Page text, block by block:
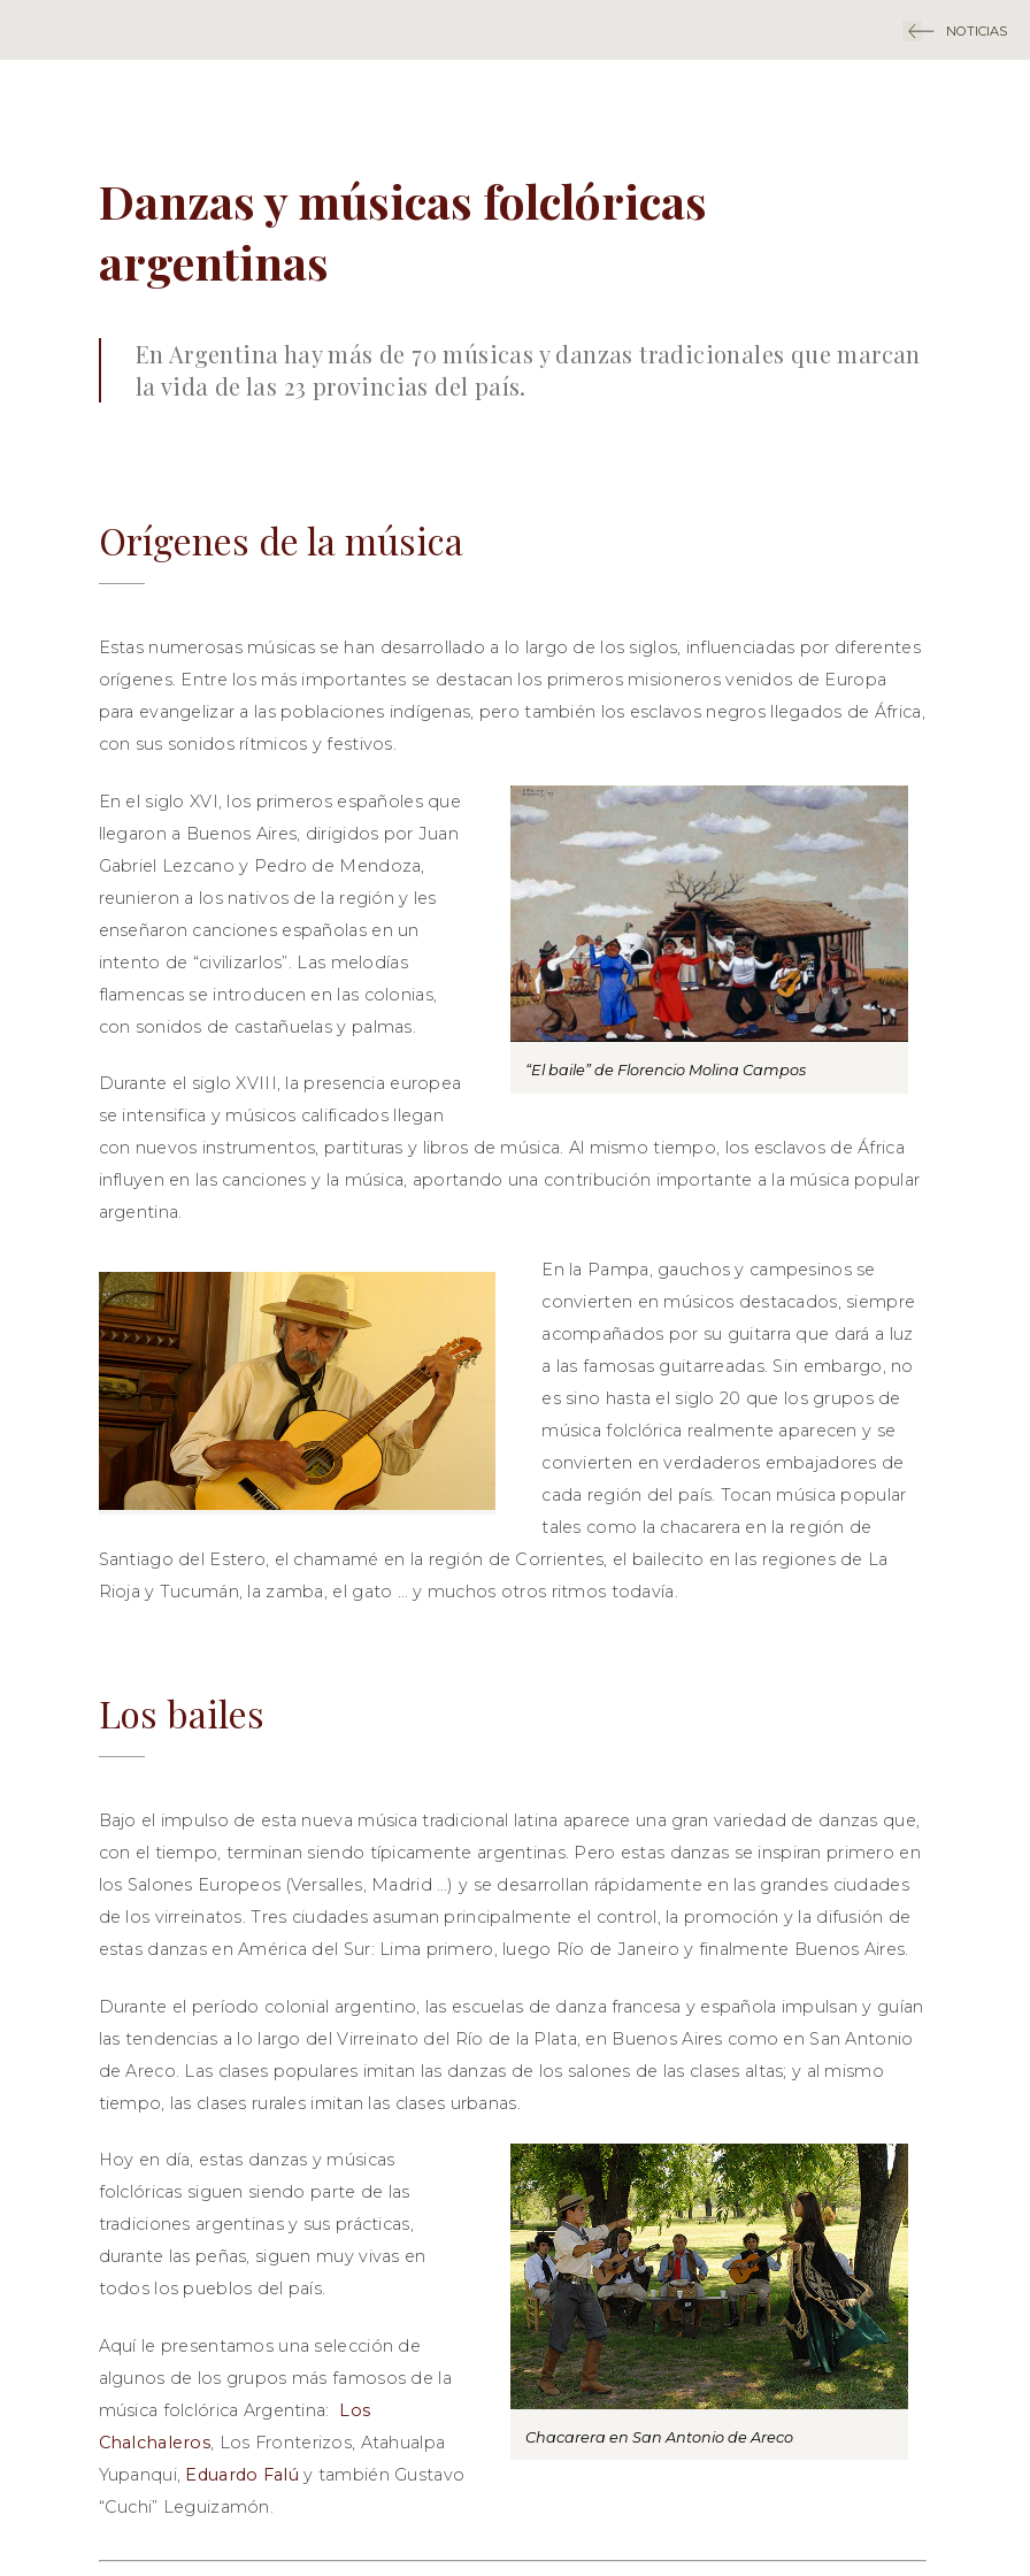
NOTICIAS
Danzas y músicas folclóricas
argentinas
En Argentina hay más de 70 músicas y danzas tradicionales que marcan
la vida de las 23 provincias del país.
Orígenes de la música
Estas numerosas músicas se han desarrollado a lo largo de los siglos, influenciadas por diferentes
orígenes. Entre los más importantes se destacan los primeros misioneros venidos de Europa
para evangelizar a las poblaciones indígenas, pero también los esclavos negros llegados de África,
con sus sonidos rítmicos y festivos.
“El baile” de Florencio Molina Campos
En el siglo XVI, los primeros españoles que
llegaron a Buenos Aires, dirigidos por Juan
Gabriel Lezcano y Pedro de Mendoza,
reunieron a los nativos de la región y les
enseñaron canciones españolas en un
intento de “civilizarlos”. Las melodías
flamencas se introducen en las colonias,
con sonidos de castañuelas y palmas.
Durante el siglo XVIII, la presencia europea
se intensifica y músicos calificados llegan
con nuevos instrumentos, partituras y libros de música. Al mismo tiempo, los esclavos de África
influyen en las canciones y la música, aportando una contribución importante a la música popular
argentina.
En la Pampa, gauchos y campesinos se
convierten en músicos destacados, siempre
acompañados por su guitarra que dará a luz
a las famosas guitarreadas. Sin embargo, no
es sino hasta el siglo 20 que los grupos de
música folclórica realmente aparecen y se
convierten en verdaderos embajadores de
cada región del país. Tocan música popular
tales como la chacarera en la región de
Santiago del Estero, el chamamé en la región de Corrientes, el bailecito en las regiones de La
Rioja y Tucumán, la zamba, el gato … y muchos otros ritmos todavía.
Los bailes
Bajo el impulso de esta nueva música tradicional latina aparece una gran variedad de danzas que,
con el tiempo, terminan siendo típicamente argentinas. Pero estas danzas se inspiran primero en
los Salones Europeos (Versalles, Madrid …) y se desarrollan rápidamente en las grandes ciudades
de los virreinatos. Tres ciudades asuman principalmente el control, la promoción y la difusión de
estas danzas en América del Sur: Lima primero, luego Río de Janeiro y finalmente Buenos Aires.
Durante el período colonial argentino, las escuelas de danza francesa y española impulsan y guían
las tendencias a lo largo del Virreinato del Río de la Plata, en Buenos Aires como en San Antonio
de Areco. Las clases populares imitan las danzas de los salones de las clases altas; y al mismo
tiempo, las clases rurales imitan las clases urbanas.
Chacarera en San Antonio de Areco
Hoy en día, estas danzas y músicas
folclóricas siguen siendo parte de las
tradiciones argentinas y sus prácticas,
durante las peñas, siguen muy vivas en
todos los pueblos del país.
Aquí le presentamos una selección de
algunos de los grupos más famosos de la
música folclórica Argentina: Los
Chalchaleros, Los Fronterizos, Atahualpa
Yupanqui, Eduardo Falú y también Gustavo
“Cuchi” Leguizamón.